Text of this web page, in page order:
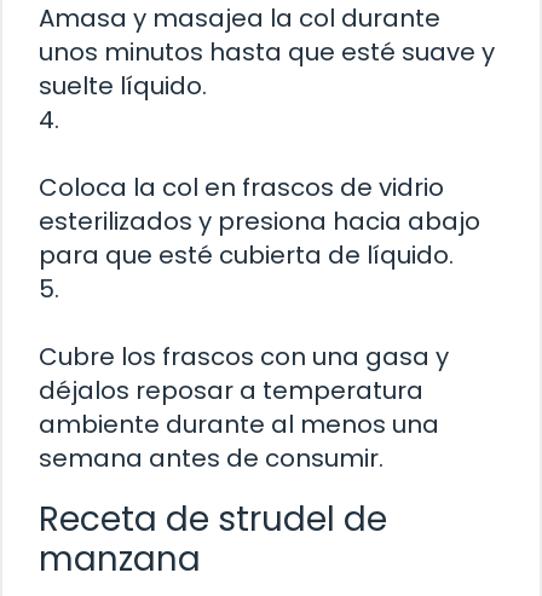
Amasa y masajea la col durante
unos minutos hasta que esté suave y
suelte líquido.
4.
Coloca la col en frascos de vidrio
esterilizados y presiona hacia abajo
para que esté cubierta de líquido.
5.
Cubre los frascos con una gasa y
déjalos reposar a temperatura
ambiente durante al menos una
semana antes de consumir.
Receta de strudel de
manzana